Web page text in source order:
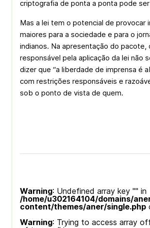
criptografia de ponta a ponta pode
Mas a lei tem o potencial de provocar
maiores para a sociedade e para o
indianos. Na apresentação do pacote,
responsável pela aplicação da lei não
dizer que “a liberdade de imprensa é
com restrições responsáveis e
sob o ponto de vista de quem.
Warning: Undefined array key "" in
/home/u302164104/domains/
content/themes/aner/single.php
Warning: Trying to access array